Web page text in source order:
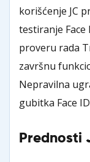
korišćenje JC
testiranje Face
proveru rada
završnu
Nepravilna
gubitka Face
Prednosti